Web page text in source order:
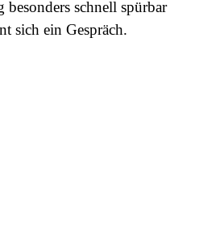
schnell spürbar
sich ein Gespräch.